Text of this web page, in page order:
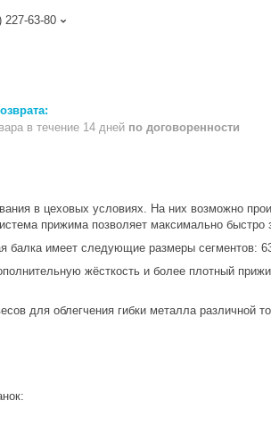
227-63-80
в течение 14 дней по договоренности
в цеховых условиях. На них возможно
прижима позволяет максимально быстро
имеет следующие размеры сегментов:
жёсткость и более плотный
для облегчения гибки металла различной